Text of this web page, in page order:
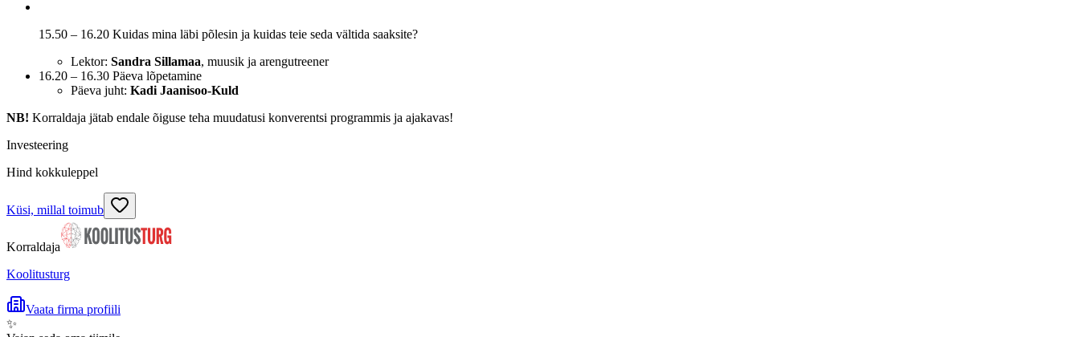
15.50 – 16.20 Kuidas mina läbi põlesin ja kuidas teie seda vältida saaksite?
Lektor: Sandra Sillamaa, muusik ja arengutreener
16.20 – 16.30 Päeva lõpetamine
Päeva juht: Kadi Jaanisoo-Kuld
NB! Korraldaja jätab endale õiguse teha muudatusi konverentsi programmis ja ajakavas!
Investeering
Hind kokkuleppel
Küsi, millal toimub
Korraldaja
Koolitusturg
Vaata firma profiili
✨